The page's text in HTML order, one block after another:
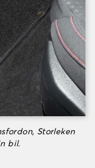
Storleken
bil.